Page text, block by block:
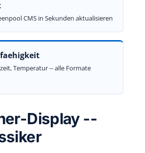
CMS in Sekunden aktualisieren
Temperatur -- alle Formate
Display --